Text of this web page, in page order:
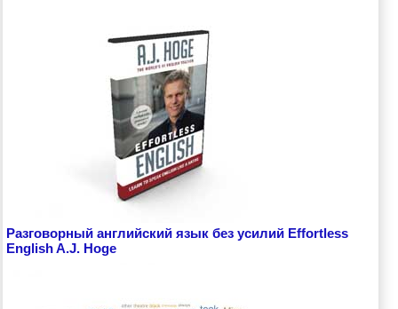
Разговорный английский язык без усилий Effortless
English A.J. Hoge